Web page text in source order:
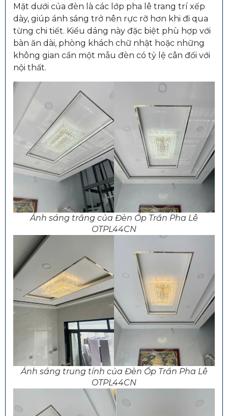
Mặt dưới của đèn là các lớp pha lê trang trí xếp
dày, giúp ánh sáng trở nên rực rỡ hơn khi đi qua
từng chi tiết. Kiểu dáng này đặc biệt phù hợp với
bàn ăn dài, phòng khách chữ nhật hoặc những
không gian cần một mẫu đèn có tỷ lệ cân đối với
nội thất.
Ánh sáng trắng của Đèn Ốp Trần Pha Lê
OTPL44CN
Ánh sáng trung tính của Đèn Ốp Trần Pha Lê
OTPL44CN